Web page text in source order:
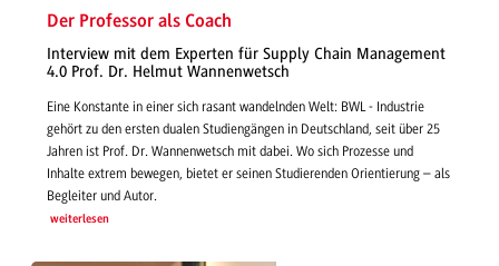
Der Professor als Coach
Interview mit dem Experten für Supply Chain Management
4.0 Prof. Dr. Helmut Wannenwetsch
Eine Konstante in einer sich rasant wandelnden Welt: BWL - Industrie
gehört zu den ersten dualen Studiengängen in Deutschland, seit über 25
Jahren ist Prof. Dr. Wannenwetsch mit dabei. Wo sich Prozesse und
Inhalte extrem bewegen, bietet er seinen Studierenden Orientierung – als
Begleiter und Autor.
weiterlesen